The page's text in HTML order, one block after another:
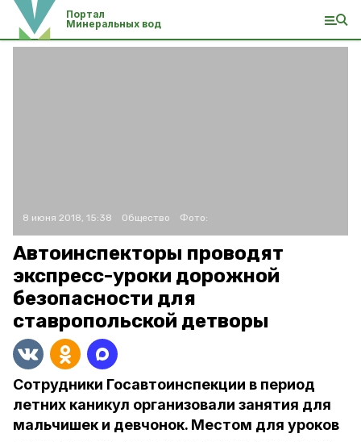
Портал
Минеральных вод
8 июня 2018, 15:38 Общество Фото:
Автоинспекторы проводят
экспресс-уроки дорожной
безопасности для
ставропольской детворы
Сотрудники Госавтоинспекции в период
летних каникул организовали занятия для
мальчишек и девчонок. Местом для уроков